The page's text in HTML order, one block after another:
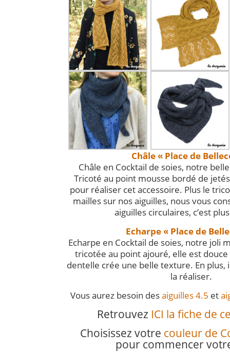
Châle « Place de
Châle en Cocktail de soies, notre
Tricoté au point mousse bordé de
pour réaliser cet accessoire. Plus le
mailles sur nos aiguilles, nous vous
aiguilles circulaires, c’est
Echarpe « Place de
Echarpe en Cocktail de soies, notre joli
tricotée au point ajouré, elle est
dentelle crée une belle texture. En plus,
la réaliser.
Vous aurez besoin desaiguilles 4.5 et
Retrouvez ICI la fiche de
Choisissez votre couleur de
pour commencer